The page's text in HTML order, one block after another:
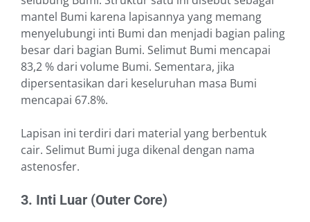
mantel Bumi karena lapisannya yang memang
menyelubungi inti Bumi dan menjadi bagian paling
besar dari bagian Bumi. Selimut Bumi mencapai
83,2 % dari volume Bumi. Sementara, jika
dipersentasikan dari keseluruhan masa Bumi
mencapai 67.8%.
Lapisan ini terdiri dari material yang berbentuk
cair. Selimut Bumi juga dikenal dengan nama
astenosfer.
3. Inti Luar (Outer Core)